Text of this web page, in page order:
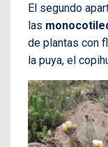
El segundo
las
de plantas con
la puya, el